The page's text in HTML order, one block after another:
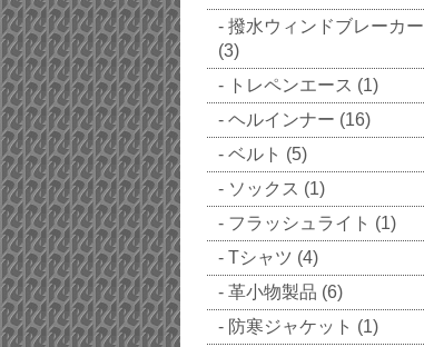
撥水ウィンドブレーカー
(3)
トレペンエース (1)
ヘルインナー (16)
ベルト (5)
ソックス (1)
フラッシュライト (1)
Tシャツ (4)
革小物製品 (6)
防寒ジャケット (1)